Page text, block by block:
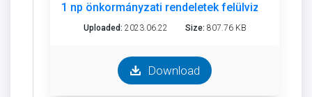
1 np önkormányzati rendeletek
Uploaded: 2023.06.22 Size: 807.76 KB
Download